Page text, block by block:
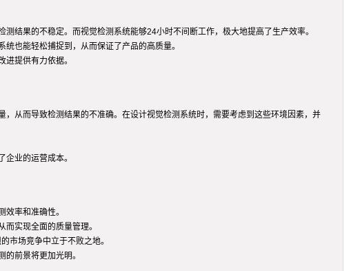
结果的不稳定。而视觉检测系统能够24小时不间断工作，极大地提高了生产效率。
也能轻松捕捉到，从而保证了产品的高质量。
提供有力依据。
从而导致检测结果的不准确。在设计视觉检测系统时，需要考虑到这些环境因素，并
业的运营成本。
率和准确性。
实现全面的质量管理。
市场竞争中立于不败之地。
前景将更加光明。